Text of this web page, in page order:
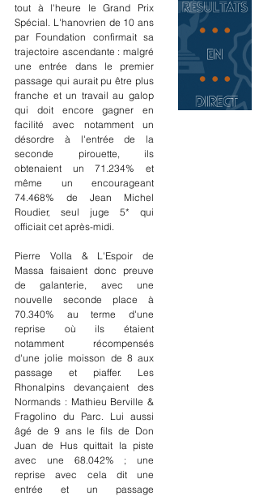
tout à l'heure le Grand Prix
Spécial. L'hanovrien de 10 ans
par Foundation confirmait sa
trajectoire ascendante : malgré
une entrée dans le premier
passage qui aurait pu être plus
franche et un travail au galop
qui doit encore gagner en
facilité avec notamment un
désordre à l'entrée de la
seconde pirouette, ils
obtenaient un 71.234% et
même un encourageant
74.468% de Jean Michel
Roudier, seul juge 5* qui
officiait cet après-midi.
Pierre Volla & L'Espoir de
Massa faisaient donc preuve
de galanterie, avec une
nouvelle seconde place à
70.340% au terme d'une
reprise où ils étaient
notamment récompensés
d'une jolie moisson de 8 aux
passage et piaffer. Les
Rhonalpins devançaient des
Normands : Mathieu Berville &
Fragolino du Parc. Lui aussi
âgé de 9 ans le fils de Don
Juan de Hus quittait la piste
avec une 68.042% ; une
reprise avec cela dit une
entrée et un passage